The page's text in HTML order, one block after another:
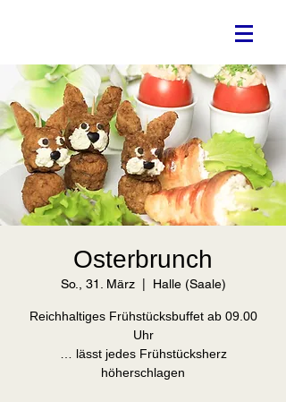
Osterbrunch
So., 31. März
  |
Halle (Saale)
Reichhaltiges Frühstücksbuffet ab 09.00
Uhr
… lässt jedes Frühstücksherz
höherschlagen